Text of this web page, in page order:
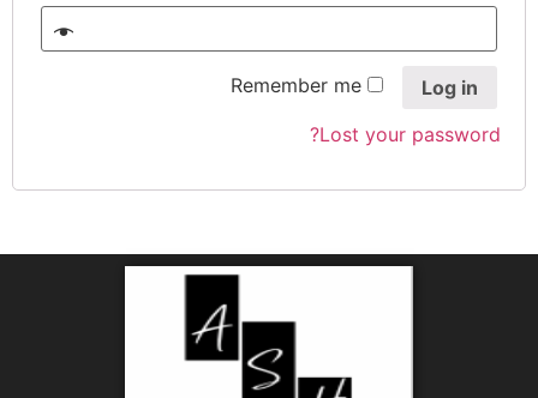
Remember me
Log in
Lost your password?